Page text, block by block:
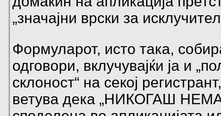
„значајни врски за
Формуларот, исто така,
одговори, вклучувајќи ја и
склоност“ на секој
ветува дека „НИКОГАШ